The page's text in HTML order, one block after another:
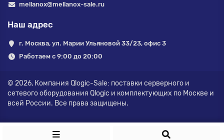
mellanox@mellanox-sale.ru
Наш адрес
г. Москва, ул. Марии Ульяновой 33/23, офис 3
Работаем с 9:00 до 20:00
© 2026, Компания Qlogic-Sale: поставки серверного и
сетевого оборудования Qlogic и комплектующих по Москве и
всей России. Все права защищены.